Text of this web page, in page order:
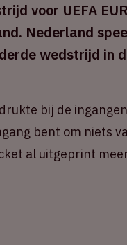
voor UEFA
Nederland
wedstrijd in
bij de
bent om niets
al uitgeprint